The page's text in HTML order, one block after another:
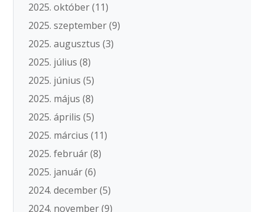
2025. október(11)
2025. szeptember(9)
2025. augusztus (3)
2025. július (8)
2025. június (5)
2025. május (8)
2025. április (5)
2025. március (11)
2025. február(8)
2025. január(6)
2024. december(5)
2024. november(9)